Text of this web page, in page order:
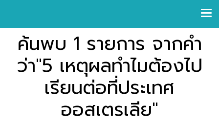
ค้นพบ 1 รายการ จากคำ
ว่า"5 เหตุผลทำไมต้องไป
เรียนต่อที่ประเทศ
ออสเตรเลีย"